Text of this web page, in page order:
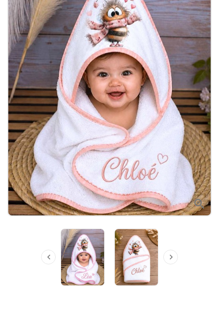

 